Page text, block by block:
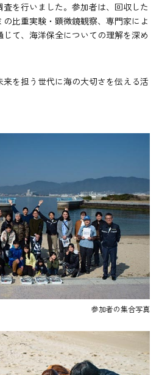
を行いました。参加者は、回収した
比重実験・顕微鏡観察、専門家によ
て、海洋保全についての理解を深め
を担う世代に海の大切さを伝える活
参加者の集合写真